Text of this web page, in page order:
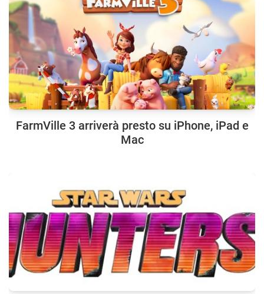
FarmVille 3 arriverà presto su iPhone, iPad e
Mac